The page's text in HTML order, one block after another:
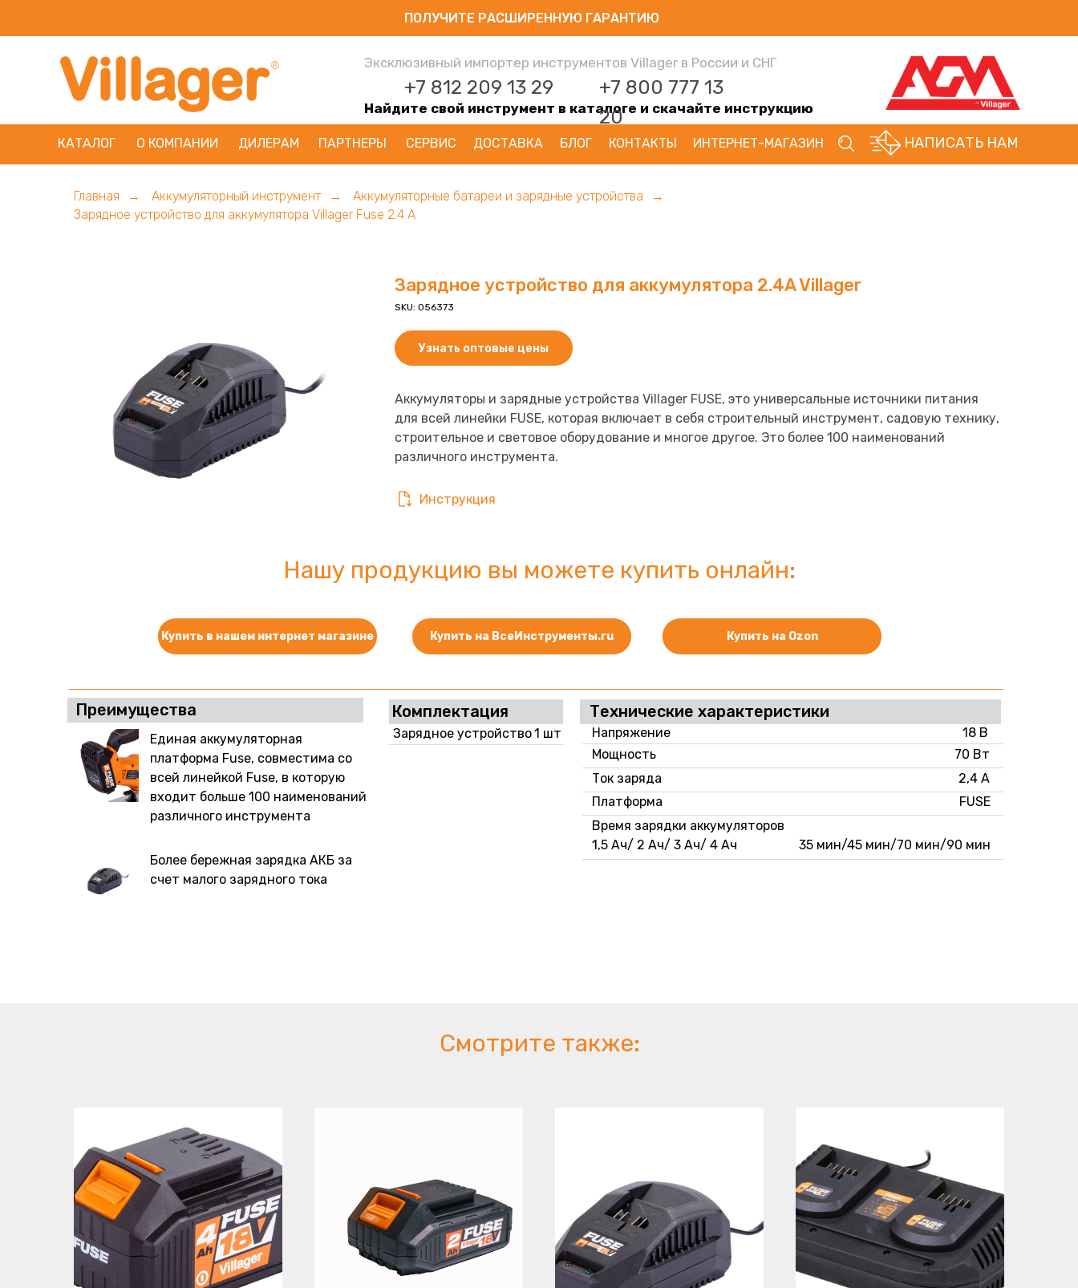
ПОЛУЧИТЕ РАСШИРЕННУЮ ГАРАНТИЮ
Эксклюзивный импортер инструментов Villager в России и СНГ
Найдите свой инструмент в каталоге и скачайте инструкцию
+7 812 209 13 29
+7 800 777 13
20
ИНТЕРНЕТ-МАГАЗИН НАПИСАТЬ НАМ
СЕРВИС
КАТАЛОГ О КОМПАНИИ ДОСТАВКА
ДИЛЕРАМ БЛОГ КОНТАКТЫ
ПАРТНЕРЫ
Главная → Аккумуляторный инструмент → Аккумуляторные батареи и зарядные устройства →
Зарядное устройство для аккумулятора Villager Fuse 2.4 A
Зарядное устройство для аккумулятора 2.4A Villager
SKU: 056373
Узнать оптовые цены
Аккумуляторы и зарядные устройства Villager FUSE, это универсальные источники питания
для всей линейки FUSE, которая включает в себя строительный инструмент, садовую технику,
строительное и световое оборудование и многое другое. Это более 100 наименований
различного инструмента.
Инструкция
Нашу продукцию вы можете купить онлайн:
Купить в нашем интернет магазине Купить на Ozon
Купить на ВсеИнструменты.ru
Технические характеристики
Напряжение
Мощность
Ток заряда
18 В
70 Вт
2,4 А
Платформа
Время зарядки аккумуляторов
1,5 Ач/ 2 Ач/ 3 Ач/ 4 Ач
FUSE
35 мин/45 мин/70 мин/90 мин
Комплектация
Зарядное устройство1 шт
Преимущества
Единая аккумуляторная
платформа Fuse, совместима со
всей линейкой Fuse, в которую
входит больше 100 наименований
различного инструмента
Более бережная зарядка АКБ за
счет малого зарядного тока
Смотрите также: